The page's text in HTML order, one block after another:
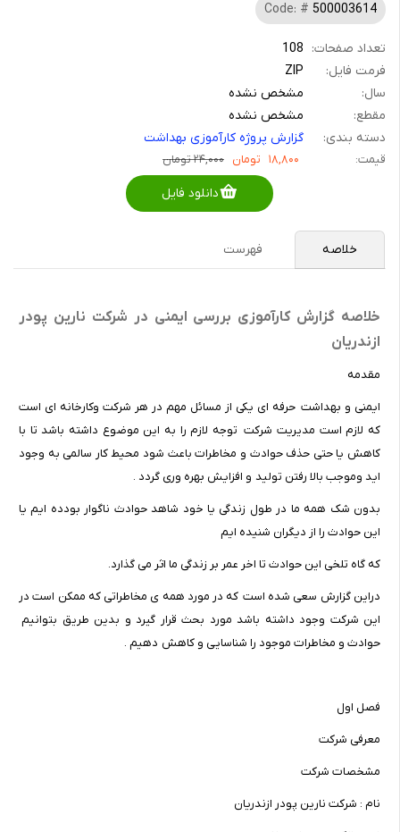
Code: # 500003614
تعداد صفحات: 108
فرمت فایل:
ZIP
سال:
مشخص نشده
مقطع:
مشخص نشده
دسته بندی:
گزارش پروژه کارآموزی بهداشت
قیمت: ۱۸,۸۰۰ تومان ۲۴,۰۰۰ تومان
دانلود فایل
خلاصه فهرست
خلاصه گزارش کارآموزی بررسی ایمنی در شرکت نارین پودر
ازندریان
مقدمه
ایمنی و بهداشت حرفه ای یکی از مسائل مهم در هر شرکت وکارخانه ای است
که لازم است مدیریت شرکت توجه لازم را به این موضوع داشته باشد تا با
کاهش یا حتی حذف حوادث و مخاطرات باعث شود محیط کار سالمی به وجود
اید وموجب بالا رفتن تولید و افزایش بهره وری گردد .
بدون شک همه ما در طول زندگی یا خود شاهد حوادث ناگوار بودده ایم یا
این حوادث را از دیگران شنیده ایم
که گاه تلخی این حوادث تا اخر عمر بر زندگی ما اثر می گذارد.
دراین گزارش سعی شده است که در مورد همه ی مخاطراتی که ممکن است در
این شرکت وجود داشته باشد مورد بحث قرار گیرد و بدین طریق بتوانیم
حوادث و مخاطرات موجود را شناسایی و کاهش دهیم .
فصل اول
معرفی شرکت
مشخصات شرکت
نام : شرکت نارین پودر ازندریان